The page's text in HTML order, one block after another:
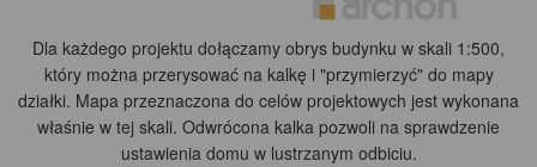
Dla każdego projektu dołączamy obrys budynku w skali 1:500,
który można przerysować na kalkę i "przymierzyć" do mapy
działki. Mapa przeznaczona do celów projektowych jest wykonana
właśnie w tej skali. Odwrócona kalka pozwoli na sprawdzenie
ustawienia domu w lustrzanym odbiciu.